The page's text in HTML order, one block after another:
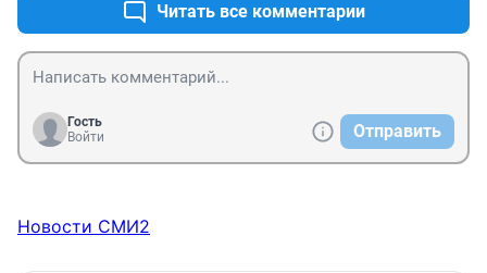
Читать все комментарии
Гость
Войти
Отправить
Новости СМИ2